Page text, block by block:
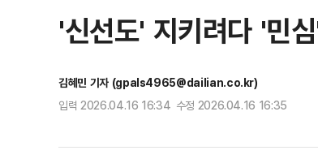
'신선도' 지키려다 '민
김혜민 기자 (gpals4965@dailian.co.kr)
입력 2026.04.16 16:34 수정 2026.04.16 16:35